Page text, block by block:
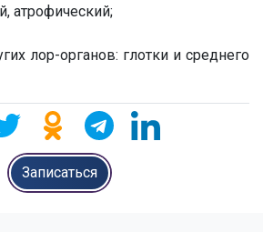
атрофический;
лор-органов: глотки и среднего
Записаться